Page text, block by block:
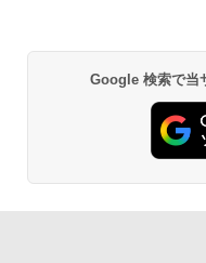
Google 検索で当